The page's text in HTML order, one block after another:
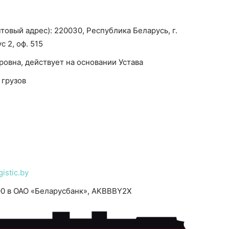
адрес): 220030, Республика Беларусь, г.
2, оф. 515
действует на основании Устава
в ОАО «Беларусбанк», AKBBBY2X